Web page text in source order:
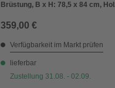
Brüstung, B x H: 78,5 x 84 cm,
359,00 €
Verfügbarkeit im Markt prüfen
lieferbar
Zustellung 31.08. - 02.09.